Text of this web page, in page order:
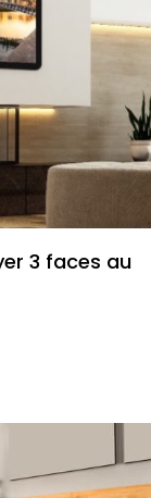
3 faces au